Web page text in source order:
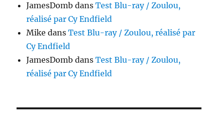
JamesDomb dansTest Blu-ray / Zoulou,
réalisé par Cy Endfield
Mike dansTest Blu-ray / Zoulou, réalisé par
Cy Endfield
JamesDomb dansTest Blu-ray / Zoulou,
réalisé par Cy Endfield